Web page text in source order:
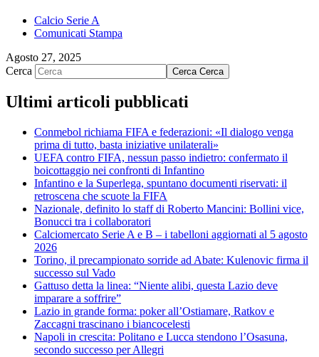
Calcio Serie A
Comunicati Stampa
Agosto 27, 2025
Cerca
Cerca Cerca
Ultimi articoli pubblicati
Conmebol richiama FIFA e federazioni: «Il dialogo venga
prima di tutto, basta iniziative unilaterali»
UEFA contro FIFA, nessun passo indietro: confermato il
boicottaggio nei confronti di Infantino
Infantino e la Superlega, spuntano documenti riservati: il
retroscena che scuote la FIFA
Nazionale, definito lo staff di Roberto Mancini: Bollini vice,
Bonucci tra i collaboratori
Calciomercato Serie A e B – i tabelloni aggiornati al 5 agosto
2026
Torino, il precampionato sorride ad Abate: Kulenovic firma il
successo sul Vado
Gattuso detta la linea: “Niente alibi, questa Lazio deve
imparare a soffrire”
Lazio in grande forma: poker all’Ostiamare, Ratkov e
Zaccagni trascinano i biancocelesti
Napoli in crescita: Politano e Lucca stendono l’Osasuna,
secondo successo per Allegri